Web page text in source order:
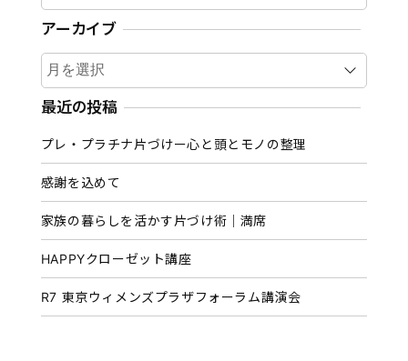
アーカイブ
ア
ー
カ
ブ
最近の投稿
プレ・プラチナ片づけー心と頭とモノの整理
感謝を込めて
家族の暮らしを活かす片づけ術｜満席
HAPPYクローゼット講座
R7 東京ウィメンズプラザフォーラム講演会